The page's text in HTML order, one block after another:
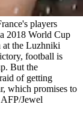
players
2018 World Cup
at the Luzhniki
football is
But the
of getting
which promises to
AFP/Jewel